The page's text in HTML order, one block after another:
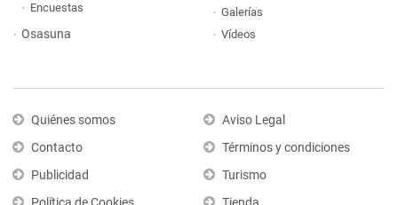
Encuestas
Osasuna
Galerías
Vídeos
Quiénes somos
Contacto
Publicidad
Aviso Legal
Términos y condiciones
Turismo